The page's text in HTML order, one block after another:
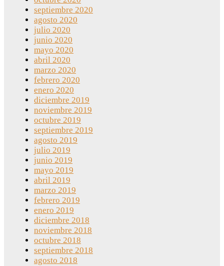
septiembre 2020
agosto 2020
julio 2020
junio 2020
mayo 2020
abril 2020
marzo 2020
febrero 2020
enero 2020
diciembre 2019
noviembre 2019
octubre 2019
septiembre 2019
agosto 2019
julio 2019
junio 2019
mayo 2019
abril 2019
marzo 2019
febrero 2019
enero 2019
diciembre 2018
noviembre 2018
octubre 2018
septiembre 2018
agosto 2018